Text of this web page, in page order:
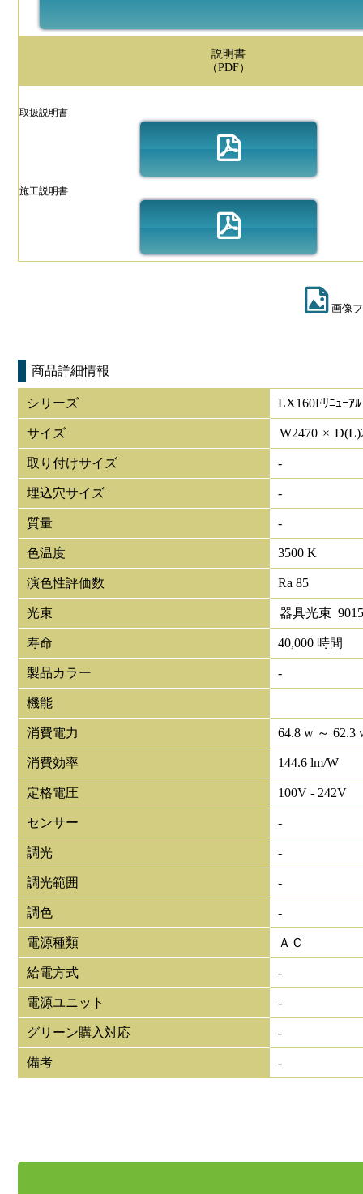
説明書
（PDF）
取扱説明書
施工説明書
画像
商品詳細情報
シリーズ LX160Fﾘﾆｭｰｱﾙ
サイズ W2470 × D(L)
取り付けサイズ -
埋込穴サイズ -
質量 -
色温度 3500 K
演色性評価数 Ra 85
光束 器具光束
寿命 40,000 時間
製品カラー -
機能
消費電力 64.8 w ～ 62.3
消費効率 144.6 lm/W
定格電圧 100V - 242V
センサー -
調光 -
調光範囲 -
調色 -
電源種類 ＡＣ
給電方式 -
電源ユニット -
グリーン購入対応 -
備考 -